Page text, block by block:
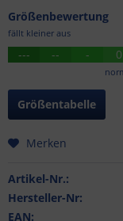
Größenbewertung
fällt kleiner aus
--- -- - 0
Größentabelle
Merken
Artikel-Nr.:
Hersteller-Nr:
EAN: